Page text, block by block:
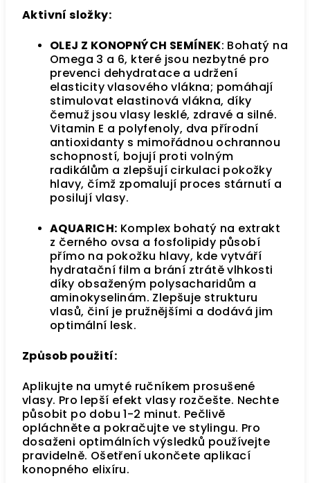
Aktivní složky:
OLEJ Z KONOPNÝCH SEMÍNEK: Bohatý na
Omega 3 a 6, které jsou nezbytné pro
prevenci dehydratace a udržení
elasticity vlasového vlákna; pomáhají
stimulovat elastinová vlákna, díky
čemuž jsou vlasy lesklé, zdravé a silné.
Vitamin E a polyfenoly, dva přírodní
antioxidanty s mimořádnou ochrannou
schopností, bojují proti volným
radikálům a zlepšují cirkulaci pokožky
hlavy, čímž zpomalují proces stárnutí a
posilují vlasy.
AQUARICH: Komplex bohatý na extrakt
z černého ovsa a fosfolipidy působí
přímo na pokožku hlavy, kde vytváří
hydratační film a brání ztrátě vlhkosti
díky obsaženým polysacharidům a
aminokyselinám. Zlepšuje strukturu
vlasů, činí je pružnějšími a dodává jim
optimální lesk.
Způsob použití:
Aplikujte na umyté ručníkem prosušené
vlasy. Pro lepší efekt vlasy rozčešte. Nechte
působit po dobu 1-2 minut. Pečlivě
opláchněte a pokračujte ve stylingu. Pro
dosaženi optimálních výsledků používejte
pravidelně. Ošetření ukončete aplikací
konopného elixíru.